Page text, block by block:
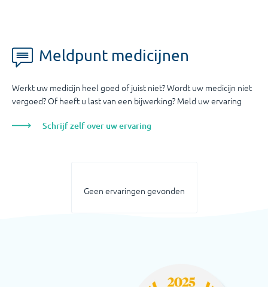
Meldpunt medicijnen
Werkt uw medicijn heel goed of juist niet? Wordt uw medicijn niet
vergoed? Of heeft u last van een bijwerking? Meld uw ervaring
Schrijf zelf over uw ervaring
Geen ervaringen gevonden